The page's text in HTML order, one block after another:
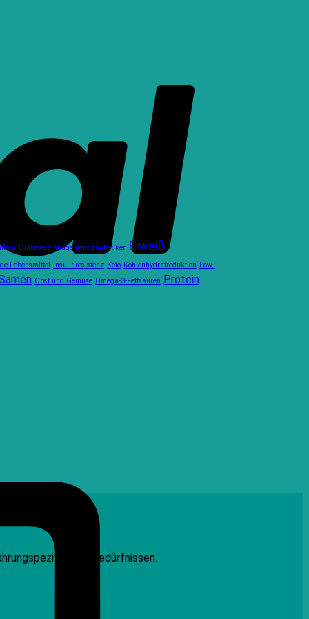
Diabetesmanagement Diabetiker Eiweiß
Lebensmittel Insulinresistenz Keto Kohlenhydratreduktion Low-
Obst und Gemüse Omega-3-Fettsäuren Protein
Bedürfnissen.